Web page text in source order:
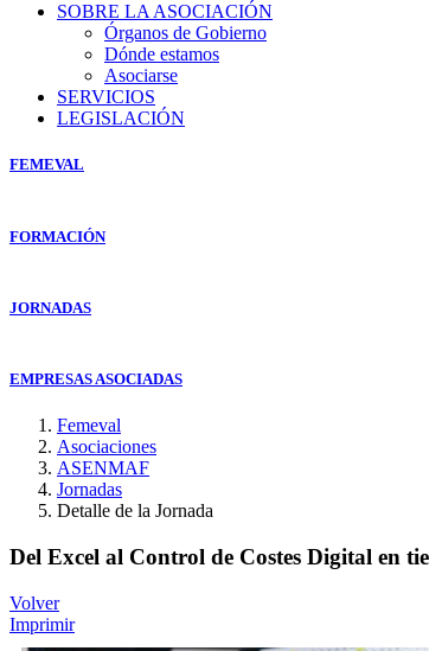
SOBRE LA ASOCIACIÓN
Órganos de Gobierno
Dónde estamos
Asociarse
SERVICIOS
LEGISLACIÓN
FEMEVAL
FORMACIÓN
JORNADAS
EMPRESAS ASOCIADAS
Femeval
Asociaciones
ASENMAF
Jornadas
Detalle de la Jornada
Del Excel al Control de Costes Digital en
Volver
Imprimir